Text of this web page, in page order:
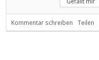
Kommentar schreiben Teilen